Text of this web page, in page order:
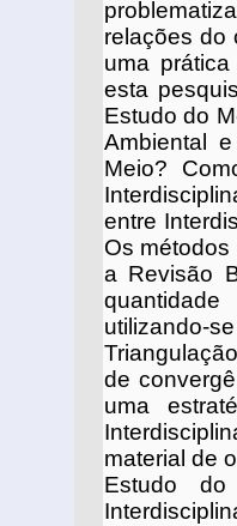
relações do
uma
esta
Estudo do
Ambiental
Meio?
entre
Os
a Revisão
utilizando-
de
uma
material de
Estudo